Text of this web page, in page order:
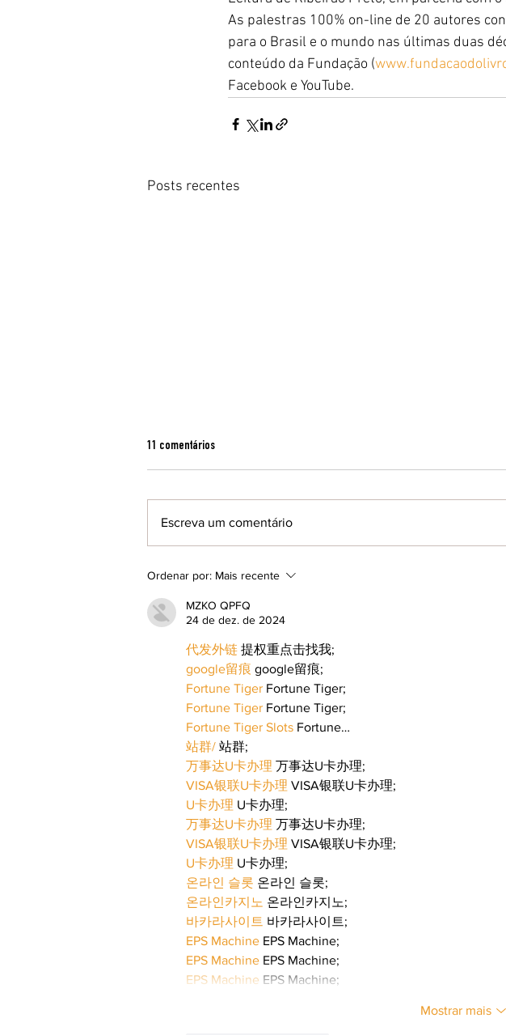
As palestras 100% on-line de 20 autores
para o Brasil e o mundo nas últimas duas
conteúdo da Fundação (
Facebook e YouTube.
Posts recentes
Clube do Livro debate obra de Daniel
11 comentários
Escreva um comentário
Ordenar por: Mais recente
MZKO QPFQ
24 de dez. de 2024
代发外链 提权重点击找我;
google留痕 google留痕;
Fortune Tiger Fortune Tiger;
Fortune Tiger Fortune Tiger;
Fortune Tiger Slots Fortune…
站群/ 站群;
万事达U卡办理 万事达U卡办理;
VISA银联U卡办理 VISA银联U卡办理;
U卡办理 U卡办理;
万事达U卡办理 万事达U卡办理;
VISA银联U卡办理 VISA银联U卡办理;
U卡办理 U卡办理;
온라인 슬롯 온라인 슬롯;
온라인카지노 온라인카지노;
바카라사이트 바카라사이트;
EPS Machine EPS Machine;
EPS Machine EPS Machine;
EPS Machine EPS Machine;
Mostrar mais